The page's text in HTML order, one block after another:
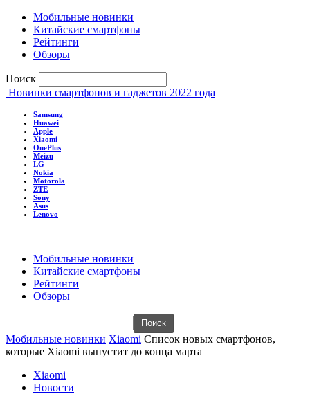
Мобильные новинки
Китайские смартфоны
Рейтинги
Обзоры
Поиск
Новинки смартфонов и гаджетов 2022 года
Samsung
Huawei
Apple
Xiaomi
OnePlus
Meizu
LG
Nokia
Motorola
ZTE
Sony
Asus
Lenovo
Мобильные новинки
Китайские смартфоны
Рейтинги
Обзоры
Мобильные новинки Xiaomi Список новых смартфонов,
которые Xiaomi выпустит до конца марта
Xiaomi
Новости